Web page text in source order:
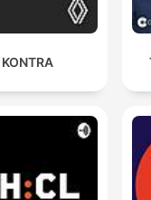
KONTRA